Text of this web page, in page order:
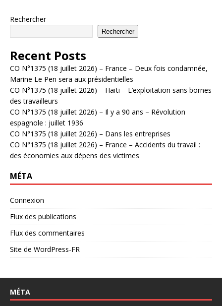
Rechercher
Rechercher
Recent Posts
CO N°1375 (18 juillet 2026) – France – Deux fois condamnée,
Marine Le Pen sera aux présidentielles
CO N°1375 (18 juillet 2026) – Haïti – L’exploitation sans bornes
des travailleurs
CO N°1375 (18 juillet 2026) – Il y a 90 ans – Révolution
espagnole : juillet 1936
CO N°1375 (18 juillet 2026) – Dans les entreprises
CO N°1375 (18 juillet 2026) – France – Accidents du travail :
des économies aux dépens des victimes
MÉTA
Connexion
Flux des publications
Flux des commentaires
Site de WordPress-FR
MÉTA